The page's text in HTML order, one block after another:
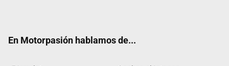
En Motorpasión hablamos de...